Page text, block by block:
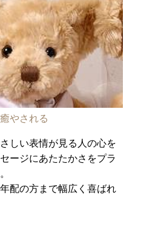
やされる
しい表情が見る人の心を
ージにあたたかさをプラ
配の方まで幅広く喜ばれ